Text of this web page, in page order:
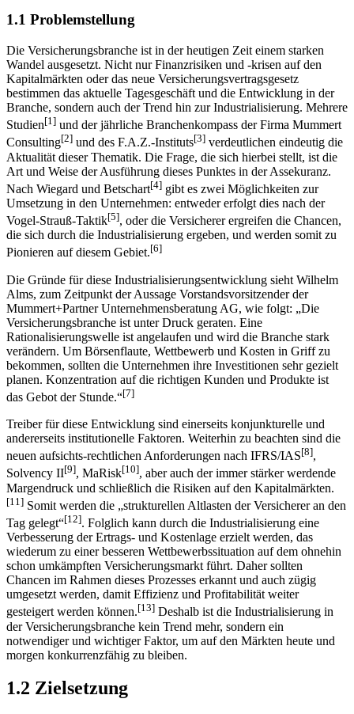
1.1 Problemstellung
Die Versicherungsbranche ist in der heutigen Zeit einem starken
Wandel ausgesetzt. Nicht nur Finanzrisiken und -krisen auf den
Kapitalmärkten oder das neue Versicherungsvertragsgesetz
bestimmen das aktuelle Tagesgeschäft und die Entwicklung in der
Branche, sondern auch der Trend hin zur Industrialisierung. Mehrere
Studien[1] und der jährliche Branchenkompass der Firma Mummert
Consulting[2] und des F.A.Z.-Instituts[3] verdeutlichen eindeutig die
Aktualität dieser Thematik. Die Frage, die sich hierbei stellt, ist die
Art und Weise der Ausführung dieses Punktes in der Assekuranz.
Nach Wiegard und Betschart[4] gibt es zwei Möglichkeiten zur
Umsetzung in den Unternehmen: entweder erfolgt dies nach der
Vogel-Strauß-Taktik[5], oder die Versicherer ergreifen die Chancen,
die sich durch die Industrialisierung ergeben, und werden somit zu
Pionieren auf diesem Gebiet.[6]
Die Gründe für diese Industrialisierungsentwicklung sieht Wilhelm
Alms, zum Zeitpunkt der Aussage Vorstandsvorsitzender der
Mummert+Partner Unternehmensberatung AG, wie folgt: „Die
Versicherungsbranche ist unter Druck geraten. Eine
Rationalisierungswelle ist angelaufen und wird die Branche stark
verändern. Um Börsenflaute, Wettbewerb und Kosten in Griff zu
bekommen, sollten die Unternehmen ihre Investitionen sehr gezielt
planen. Konzentration auf die richtigen Kunden und Produkte ist
das Gebot der Stunde.“[7]
Treiber für diese Entwicklung sind einerseits konjunkturelle und
andererseits institutionelle Faktoren. Weiterhin zu beachten sind die
neuen aufsichts-rechtlichen Anforderungen nach IFRS/IAS[8],
Solvency II[9], MaRisk[10], aber auch der immer stärker werdende
Margendruck und schließlich die Risiken auf den Kapitalmärkten.
[11] Somit werden die „strukturellen Altlasten der Versicherer an den
Tag gelegt“[12]. Folglich kann durch die Industrialisierung eine
Verbesserung der Ertrags- und Kostenlage erzielt werden, das
wiederum zu einer besseren Wettbewerbssituation auf dem ohnehin
schon umkämpften Versicherungsmarkt führt. Daher sollten
Chancen im Rahmen dieses Prozesses erkannt und auch zügig
umgesetzt werden, damit Effizienz und Profitabilität weiter
gesteigert werden können.[13] Deshalb ist die Industrialisierung in
der Versicherungsbranche kein Trend mehr, sondern ein
notwendiger und wichtiger Faktor, um auf den Märkten heute und
morgen konkurrenzfähig zu bleiben.
1.2 Zielsetzung